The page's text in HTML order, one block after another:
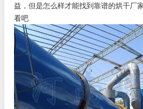
益，但是怎么样才能找到靠谱的烘干厂
看吧